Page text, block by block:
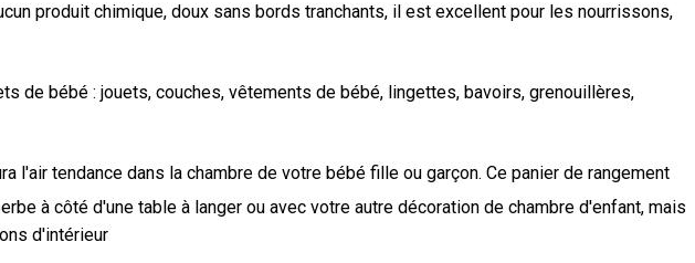
produit chimique, doux sans bords tranchants, il est excellent pour les nourrissons,
de bébé : jouets, couches, vêtements de bébé, lingettes, bavoirs, grenouillères,
tendance dans la chambre de votre bébé fille ou garçon. Ce panier de rangement
à côté d'une table à langer ou avec votre autre décoration de chambre d'enfant, mais
d'intérieur